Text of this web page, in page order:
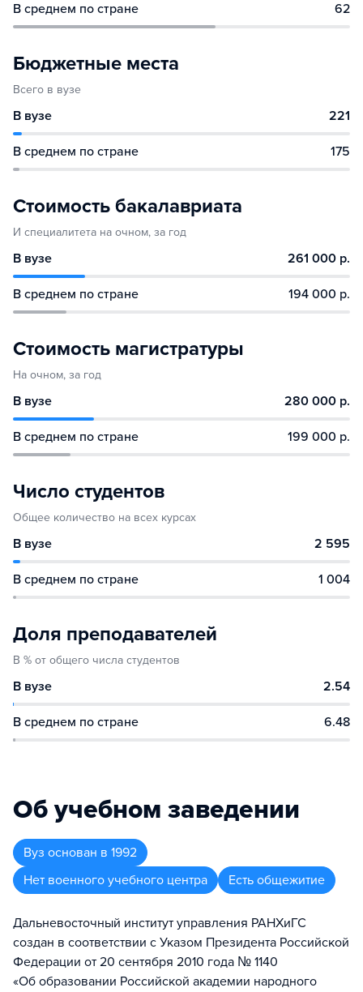
В среднем по стране 62
Бюджетные места
Всего в вузе
В вузе 221
В среднем по стране 175
Стоимость бакалавриата
И специалитета на очном, за год
В вузе 261 000 р.
В среднем по стране 194 000 р.
Стоимость магистратуры
На очном, за год
В вузе 280 000 р.
В среднем по стране 199 000 р.
Число студентов
Общее количество на всех курсах
В вузе 2 595
В среднем по стране 1 004
Доля преподавателей
В % от общего числа студентов
В вузе 2.54
В среднем по стране 6.48
Об учебном заведении
Вуз основан в 1992
Нет военного учебного центра
Есть общежитие
Дальневосточный институт управления РАНХиГС
создан в соответствии с Указом Президента Российской
Федерации от 20 сентября 2010 года № 1140
«Об образовании Российской академии народного